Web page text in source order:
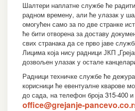
Шалтери наплатне службе ће
радном времену, али ће улазак у
омогућен само за по две странке
ће бити отворена за доставу
свих странака да се прво јаве
Лицима која нису радници ЈКП
дозвољен улазак у остале
Радници техничке службе ће
корисници ће евентуалне кварове
до сада, на телефон броја 315-400 и
office@grejanje-